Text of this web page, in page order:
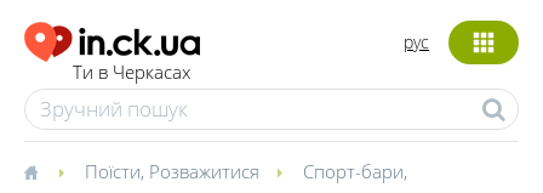
Ти в Черкасах
рус
Поїсти, Розважитися Спорт-бари,